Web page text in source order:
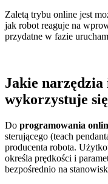
Zaletą trybu online jest
jak robot reaguje na
przydatne w fazie
Jakie
wykorzystuje
Do programowania
sterującego (teach
producenta robota.
określa prędkości i
bezpośrednio na